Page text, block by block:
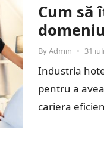
Cum să
ByAdmin • 31
Industria
pentru a
cariera